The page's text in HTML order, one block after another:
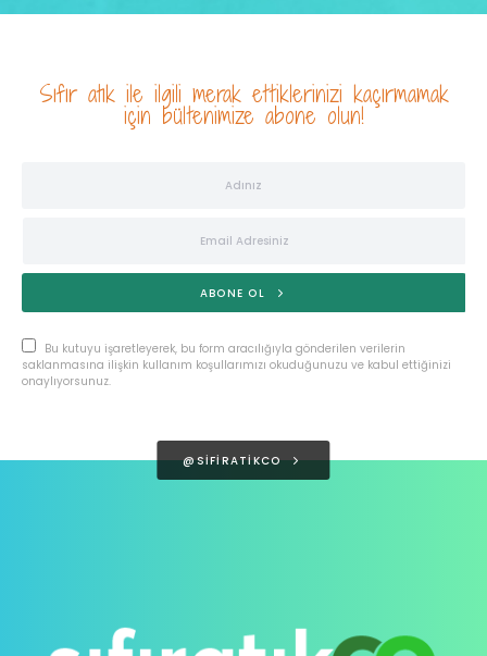
Sıfır atık ile ilgili merak ettiklerinizi kaçırmamak
için bültenimize abone olun!
ABONE OL
Bu kutuyu işaretleyerek, bu form aracılığıyla gönderilen verilerin
saklanmasına ilişkin kullanım koşullarımızı okuduğunuzu ve kabul ettiğinizi
onaylıyorsunuz.
@SIFIRATIKCO